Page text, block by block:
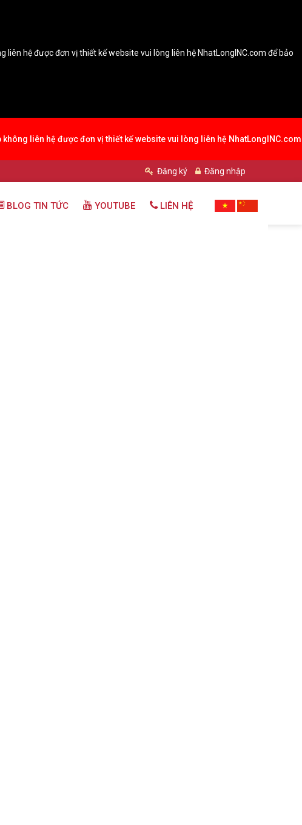
hệ được đơn vị thiết kế website vui lòng liên hệ NhatLongINC.com để bảo
liên hệ được đơn vị thiết kế website vui lòng liên hệ NhatLongINC.com
Đăng ký Đăng nhập
BLOG TIN TỨC YOUTUBE LIÊN HỆ